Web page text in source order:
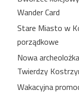
Wander Card
Stare Miasto w
porządkowe
Nowa
Twierdzy
Wakacyjna